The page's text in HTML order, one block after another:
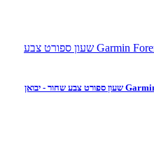
Garmin Forerunner 255S Music 41mm ‏שעון ספורט צבע שחור - יבואן